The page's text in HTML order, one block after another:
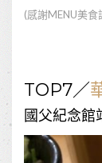
(感謝MENU美食
TOP7／
國父紀念館